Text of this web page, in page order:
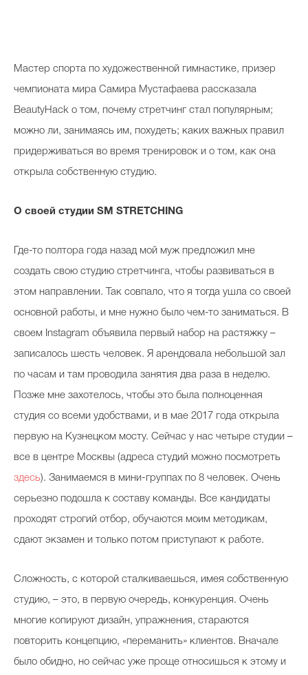
Мастер спорта по художественной гимнастике, призер
чемпионата мира Самира Мустафаева рассказала
BeautyHack о том, почему стретчинг стал популярным;
можно ли, занимаясь им, похудеть; каких важных правил
придерживаться во время тренировок и о том, как она
открыла собственную студию.
О своей студии SM STRETCHING
Где-то полтора года назад мой муж предложил мне
создать свою студию стретчинга, чтобы развиваться в
этом направлении. Так совпало, что я тогда ушла со своей
основной работы, и мне нужно было чем-то заниматься. В
своем Instagram объявила первый набор на растяжку –
записалось шесть человек. Я арендовала небольшой зал
по часам и там проводила занятия два раза в неделю.
Позже мне захотелось, чтобы это была полноценная
студия со всеми удобствами, и в мае 2017 года открыла
первую на Кузнецком мосту. Сейчас у нас четыре студии –
все в центре Москвы (адреса студий можно посмотреть
здесь). Занимаемся в мини-группах по 8 человек. Очень
серьезно подошла к составу команды. Все кандидаты
проходят строгий отбор, обучаются моим методикам,
сдают экзамен и только потом приступают к работе.
Сложность, с которой сталкиваешься, имея собственную
студию, – это, в первую очередь, конкуренция. Очень
многие копируют дизайн, упражнения, стараются
повторить концепцию, «переманить» клиентов. Вначале
было обидно, но сейчас уже проще относишься к этому и